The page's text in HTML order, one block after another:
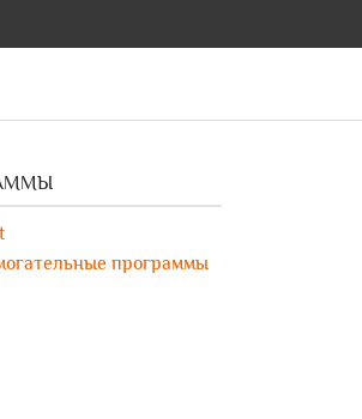
программы